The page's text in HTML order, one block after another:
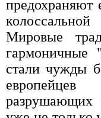
предохраняют
Мировые
гармоничные
стали чужды
разрушающих